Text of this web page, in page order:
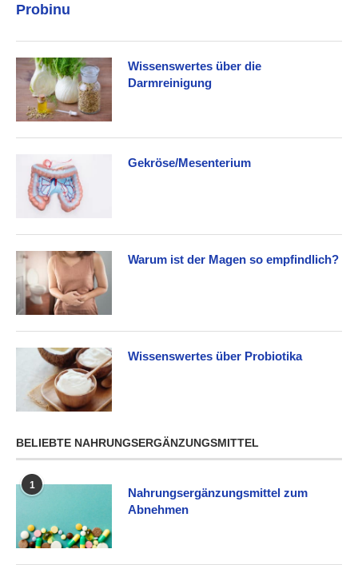
Probinu
Wissenswertes über die
Darmreinigung
Gekröse/Mesenterium
Warum ist der Magen so empfindlich?
Wissenswertes über Probiotika
BELIEBTE NAHRUNGSERGÄNZUNGSMITTEL
1
Nahrungsergänzungsmittel zum
Abnehmen